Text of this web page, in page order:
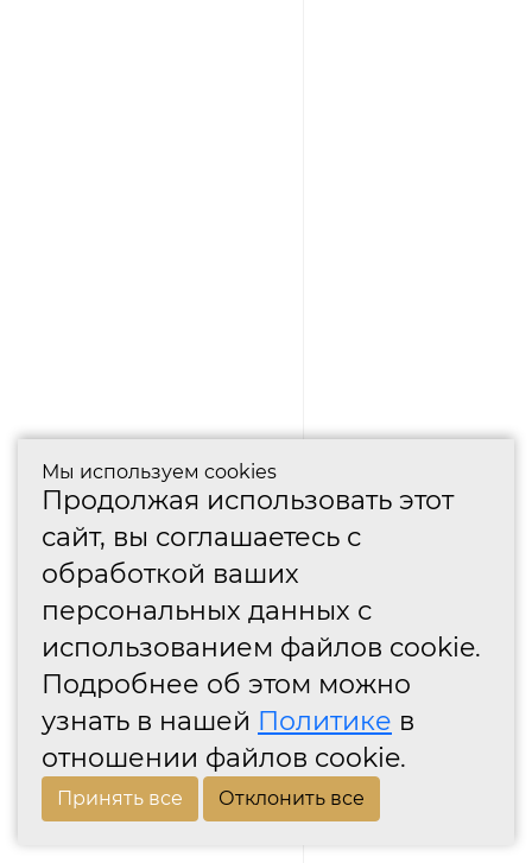
Мы используем cookies
Продолжая использовать этот
сайт, вы соглашаетесь с
обработкой ваших
персональных данных с
использованием файлов cookie.
Подробнее об этом можно
узнать в нашей Политике в
отношении файлов cookie.
Принять все Отклонить все